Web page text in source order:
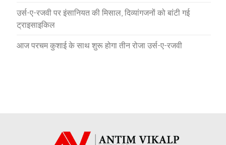
उर्स-ए-रजवी पर इंसानियत की मिसाल, दिव्यांगजनों को बांटी गई
ट्राइसाइकिल
आज परचम कुशाई के साथ शुरू होगा तीन रोजा उर्स-ए-रजवी